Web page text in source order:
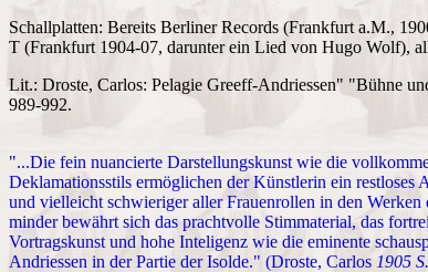
Schallplatten: Bereits Berliner Records (Frankfurt a.M.,
T (Frankfurt 1904-07, darunter ein Lied von Hugo Wolf),
Lit.: Droste, Carlos: Pelagie Greeff-Andriessen" "Bühne
989-992.
"...Die fein nuancierte Darstellungskunst wie die
Deklamationsstils ermöglichen der Künstlerin ein restloses
und vielleicht schwieriger aller Frauenrollen in den Werken
minder bewährt sich das prachtvolle Stimmaterial, das
Vortragskunst und hohe Inteligenz wie die eminente
Andriessen in der Partie der Isolde." (Droste, Carlos 1905